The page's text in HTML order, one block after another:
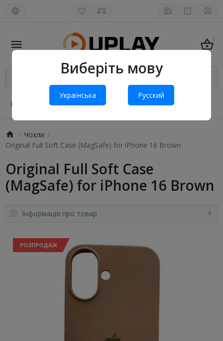
Виберіть мову
Українська Русский
0
Про нас Оплата і доставка Обмін та повернення
Чохли
Original Full Soft Case (MagSafe) for iPhone 16 Brown
Original Full Soft Case
(MagSafe) for iPhone 16 Brown
Інформація про товар
РОЗПРОДАЖ